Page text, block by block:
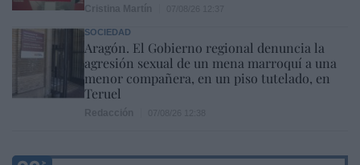
SOCIEDAD
Aragón. El Gobierno regional denuncia la
agresión sexual de un mena marroquí a una
menor compañera, en un piso tutelado, en
Teruel